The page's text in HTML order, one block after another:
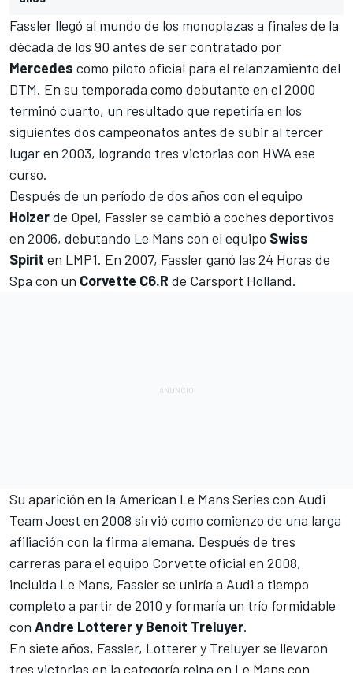
Fassler llegó al mundo de los monoplazas a finales de la
década de los 90 antes de ser contratado por
Mercedes como piloto oficial para el relanzamiento del
DTM. En su temporada como debutante en el 2000
terminó cuarto, un resultado que repetiría en los
siguientes dos campeonatos antes de subir al tercer
lugar en 2003, logrando tres victorias con HWA ese
curso.
Después de un período de dos años con el equipo
Holzerde Opel, Fassler se cambió a coches deportivos
en 2006, debutando Le Mans con el equipo Swiss
Spirit en LMP1. En 2007, Fassler ganó las 24 Horas de
Spa con un Corvette C6.R de Carsport Holland.
Su aparición en la American Le Mans Series con Audi
Team Joest en 2008 sirvió como comienzo de una larga
afiliación con la firma alemana. Después de tres
carreras para el equipo Corvette oficial en 2008,
incluida Le Mans, Fassler se uniría a Audi a tiempo
completo a partir de 2010 y formaría un trío formidable
con Andre Lotterer y Benoit Treluyer.
En siete años, Fassler, Lotterer y Treluyer se llevaron
tres victorias en la categoría reina en Le Mans con